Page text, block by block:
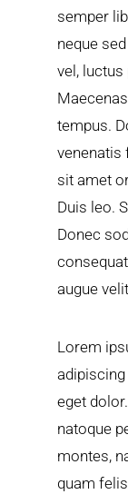
semper
neque
vel, luctus
tempus.
venenatis
sit amet
Duis leo.
Donec
augue
Lorem
eget
natoque
montes,
quam